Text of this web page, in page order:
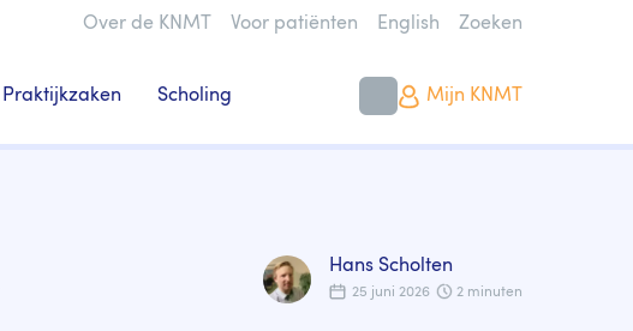
Over de KNMT Voor patiënten English
Zoeken
Praktijkzaken Scholing Mijn KNMT
Hans Scholten
25 juni 2026 2 minuten